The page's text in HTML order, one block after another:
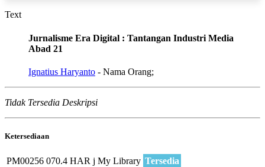
Text
Jurnalisme Era Digital : Tantangan Industri Media
Abad 21
Ignatius Haryanto - Nama Orang;
Tidak Tersedia Deskripsi
Ketersediaan
PM00256 070.4 HAR j My Library Tersedia